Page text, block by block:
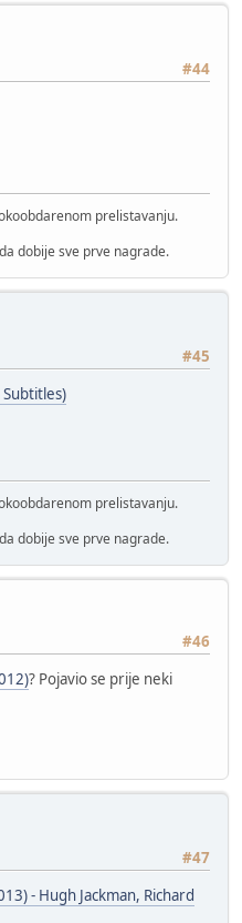
#44
prelistavanju.
dobije sve prve nagrade.
#45
Subtitles)
prelistavanju.
dobije sve prve nagrade.
#46
? Pojavio se prije neki
#47
- Hugh Jackman, Richard